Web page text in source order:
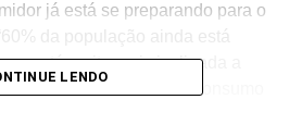
já está se preparando para o
da população ainda está
e está muito mais inclinada a
Veremos uma busca de consumo
LENDO